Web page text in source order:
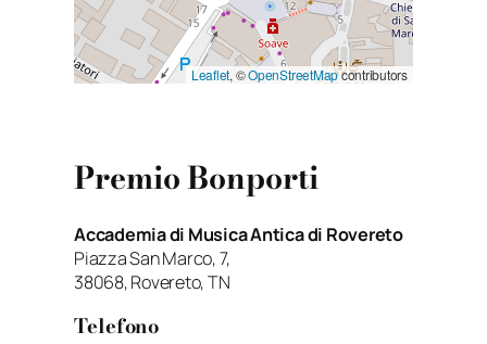
Leaflet, ©OpenStreetMapcontributors
Premio Bonporti
Accademia di Musica Antica di Rovereto
Piazza San Marco, 7,
38068, Rovereto, TN
Telefono